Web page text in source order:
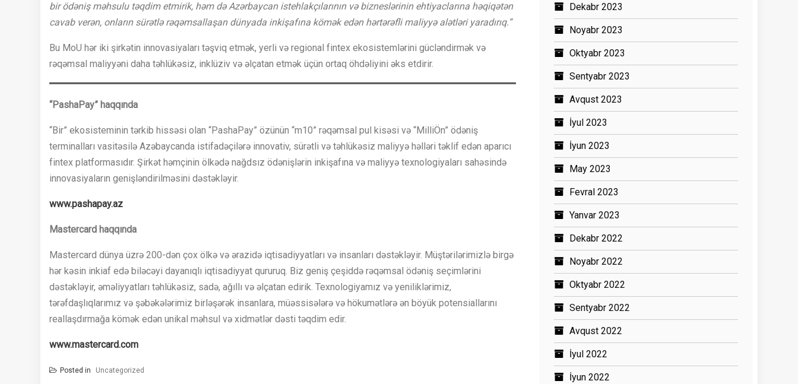
bir ödəniş məhsulu təqdim etmirik, həm də Azərbaycan istehlakçılarının və bizneslərinin ehtiyaclarına həqiqətən
cavab verən, onların sürətlə rəqəmsallaşan dünyada inkişafına kömək edən hərtərəfli maliyyə alətləri yaradırıq.”
Bu MoU hər iki şirkətin innovasiyaları təşviq etmək, yerli və regional fintex ekosistemlərini gücləndirmək və
rəqəmsal maliyyəni daha təhlükəsiz, inklüziv və əlçatan etmək üçün ortaq öhdəliyini əks etdirir.
“PashaPay” haqqında
“Bir” ekosisteminin tərkib hissəsi olan “PashaPay” özünün “m10” rəqəmsal pul kisəsi və “MilliÖn” ödəniş
terminalları vasitəsilə Azəbaycanda istifadəçilərə innovativ, sürətli və təhlükəsiz maliyyə həlləri təklif edən aparıcı
fintex platformasıdır. Şirkət həmçinin ölkədə nağdsız ödənişlərin inkişafına və maliyyə texnologiyaları sahəsində
innovasiyaların genişləndirilməsini dəstəkləyir.
www.pashapay.az
Mastercard haqqında
Mastercard dünya üzrə 200-dən çox ölkə və ərazidə iqtisadiyyatları və insanları dəstəkləyir. Müştərilərimizlə birgə
hər kəsin inkiaf edə biləcəyi dayanıqlı iqtisadiyyat qururuq. Biz geniş çeşiddə rəqəmsal ödəniş seçimlərini
dəstəkləyir, əməliyyatları təhlükəsiz, sadə, ağıllı və əlçatan edirik. Texnologiyamız və yeniliklərimiz,
tərəfdaşlıqlarımız və şəbəkələrimiz birləşərək insanlara, müəssisələrə və hökumətlərə ən böyük potensiallarını
reallaşdırmağa kömək edən unikal məhsul və xidmətlər dəsti təqdim edir.
www.mastercard.com
Posted in Uncategorized
Dekabr 2023
Noyabr 2023
Oktyabr 2023
Sentyabr 2023
Avqust 2023
İyul 2023
İyun 2023
May 2023
Fevral 2023
Yanvar 2023
Dekabr 2022
Noyabr 2022
Oktyabr 2022
Sentyabr 2022
Avqust 2022
İyul 2022
İyun 2022